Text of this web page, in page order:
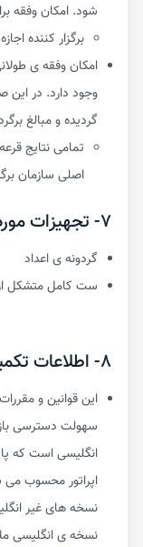
شود. امکان وفقه
برگزار کننده
امکان وفقه ی
وجود دارد. در
گردیده و مبالغ
تمامی نتایج
اصلی سازمان
​۷- تجهیزات مورد استفاده در بازی:
گردونه ی اعداد
ست کامل متشکل از ۳۶
۸- اطلاعات تکمیلی:
این قوانین و
سهولت دسترسی
انگلیسی است که
اپراتور محسوب
نسخه های غیر
نسخه ی انگلیسی